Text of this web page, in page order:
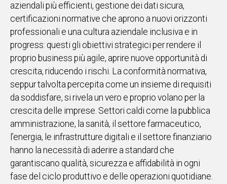
ALTRE
NOTIZIE
POLITICA
IN
ITALIA
NEL
MONDO
SPORT
EVENTI
STORIE
VIDEO
aziendali più efficienti, gestione dei dati sicura,
certificazioni normative che aprono a nuovi orizzonti
professionali e una cultura aziendale inclusiva e in
progress: questi gli obiettivi strategici per rendere il
proprio business più agile, aprire nuove opportunità di
crescita, riducendo i rischi. La conformità normativa,
seppur talvolta percepita come un insieme di requisiti
da soddisfare, si rivela un vero e proprio volano per la
crescita delle imprese. Settori caldi come la pubblica
amministrazione, la sanità, il settore farmaceutico,
l’energia, le infrastrutture digitali e il settore finanziario
hanno la necessità di aderire a standard che
garantiscano qualità, sicurezza e affidabilità in ogni
fase del ciclo produttivo e delle operazioni quotidiane.